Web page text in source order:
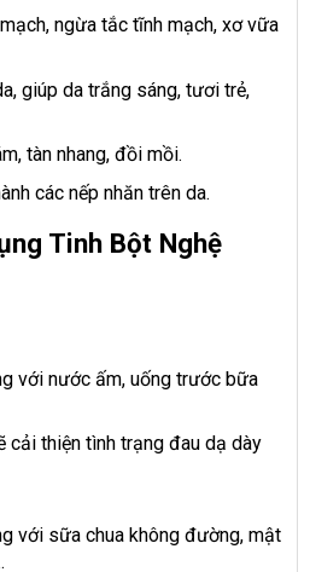
ngừa tắc tĩnh mạch, xơ vữa
giúp da trắng sáng, tươi trẻ,
tàn nhang, đồi mồi.
các nếp nhăn trên da.
Tinh Bột Nghệ
với nước ấm, uống trước bữa
cải thiện tình trạng đau dạ dày
với sữa chua không đường, mật